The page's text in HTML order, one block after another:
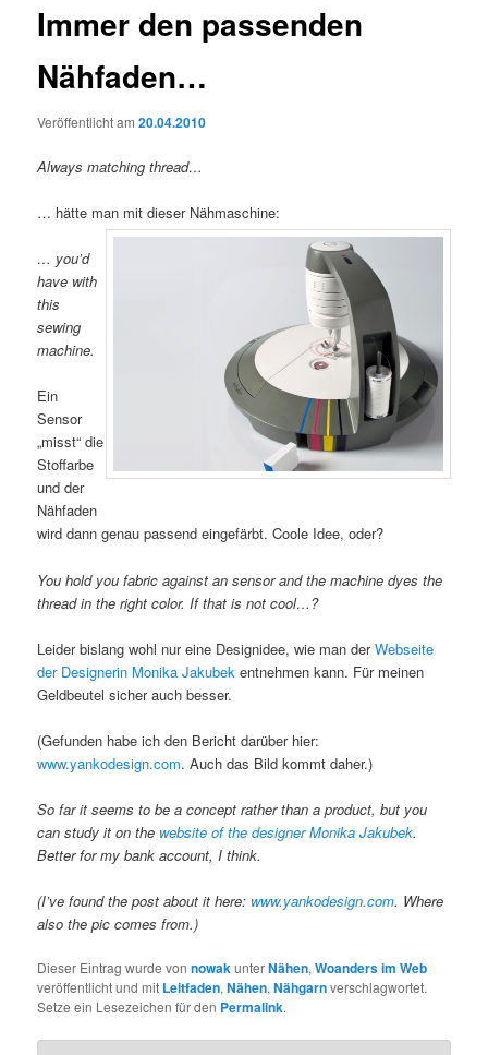
Immer den passenden
Nähfaden…
Veröffentlicht am20.04.2010
Always matching thread…
… hätte man mit dieser Nähmaschine:
… you’d
have with
this
sewing
machine.
Ein
Sensor
„misst“ die
Stoffarbe
und der
Nähfaden
wird dann genau passend eingefärbt. Coole Idee, oder?
You hold you fabric against an sensor and the machine dyes the
thread in the right color. If that is not cool…?
Leider bislang wohl nur eine Designidee, wie man derWebseite
der Designerin Monika Jakubek entnehmen kann. Für meinen
Geldbeutel sicher auch besser.
(Gefunden habe ich den Bericht darüber hier:
www.yankodesign.com. Auch das Bild kommt daher.)
So far it seems to be a concept rather than a product, but you
can study it on the website of the designer Monika Jakubek.
Better for my bank account, I think.
(I’ve found the post about it here: www.yankodesign.com. Where
also the pic comes from.)
Dieser Eintrag wurde vonnowakunterNähen,Woanders im Web
veröffentlicht und mit Leitfaden,Nähen,Nähgarnverschlagwortet.
Setze ein Lesezeichen für den Permalink.